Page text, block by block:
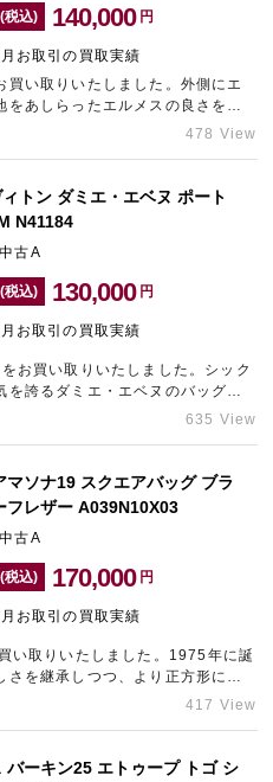
税込) 140,000 円
お取引の買取実績
い取りいたしました。外側にエ
あしらったエルメスの良さをふ
トウォレットです。最新の刻印が
町エリアのブランド買取店「ギャ
ださい。
478 View
トン ダミエ・エベヌ ポート
N41184
古A
税込) 130,000 円
お取引の買取実績
お買い取りいたしました。シック
誇るダミエ・エベヌのバッグで
ないお品物でしたので、しっかり
635 View
マソナ19 スクエアバッグ ブラ
フレザー A039N10X03
古A
税込) 170,000 円
お取引の買取実績
い取りいたしました。1975年に誕
を継承しつつ、より正方形に近
モデルです。お探しの方が多くい
。
417 View
バーキン25 エトゥープ トゴ シ